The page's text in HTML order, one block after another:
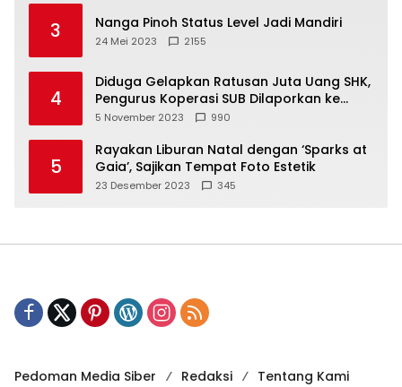
3 Nanga Pinoh Status Level Jadi Mandiri
24 Mei 2023 2155
4
Diduga Gelapkan Ratusan Juta Uang SHK,
Pengurus Koperasi SUB Dilaporkan ke
Polisi
5 November 2023 990
5
Rayakan Liburan Natal dengan ‘Sparks at
Gaia’, Sajikan Tempat Foto Estetik
23 Desember 2023 345
Pedoman Media Siber Redaksi Tentang Kami